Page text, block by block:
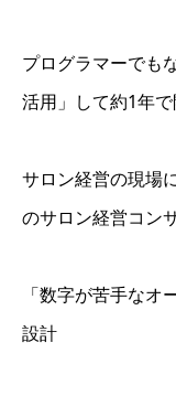
プログラマーでも
活用」して約1年
サロン経営の現場
のサロン経営コン
「数字が苦手な
設計